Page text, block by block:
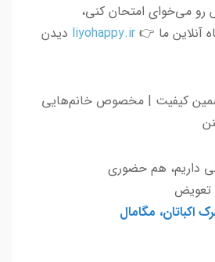
می‌خوای امتحان کنی،
آنلاین ما 👉 liyohappy.ir دیدن
کیفیت | مخصوص خانم‌هایی
داریم، هم حضوری
اکباتان، مگامال